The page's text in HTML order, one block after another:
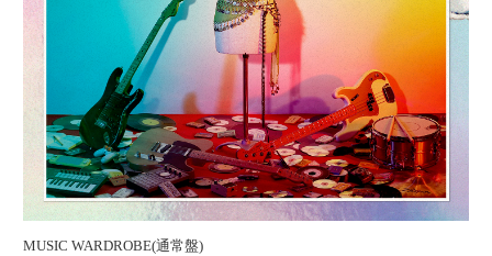
MUSIC WARDROBE(通常盤)